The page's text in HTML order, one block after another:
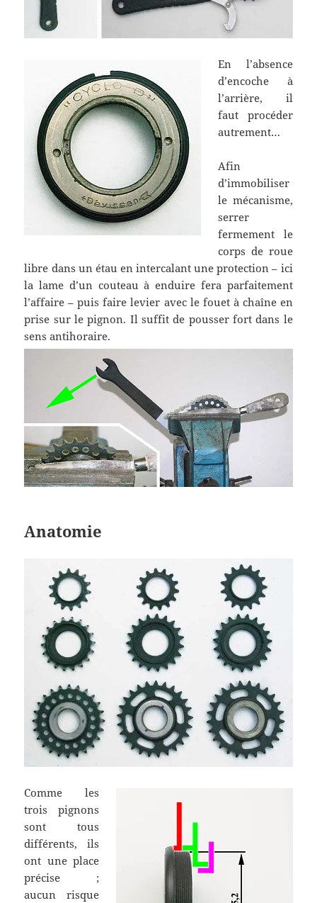
En l’absence
d’encoche à
l’arrière, il
faut procéder
autrement…
Afin
d’immobiliser
le mécanisme,
serrer
fermement le
corps de roue
libre dans un étau en intercalant une protection – ici
la lame d’un couteau à enduire fera parfaitement
l’affaire – puis faire levier avec le fouet à chaîne en
prise sur le pignon. Il suffit de pousser fort dans le
sens antihoraire.
Anatomie
Comme les
trois pignons
sont tous
différents, ils
ont une place
précise ;
aucun risque